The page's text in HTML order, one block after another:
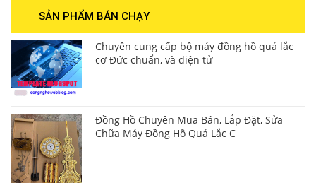
SẢN PHẨM BÁN CHẠY
Chuyên cung cấp bộ máy đồng hồ quả lắc
cơ Đức chuẩn, và điện tử
Đồng Hồ Chuyên Mua Bán, Lắp Đặt, Sửa
Chữa Máy Đồng Hồ Quả Lắc C